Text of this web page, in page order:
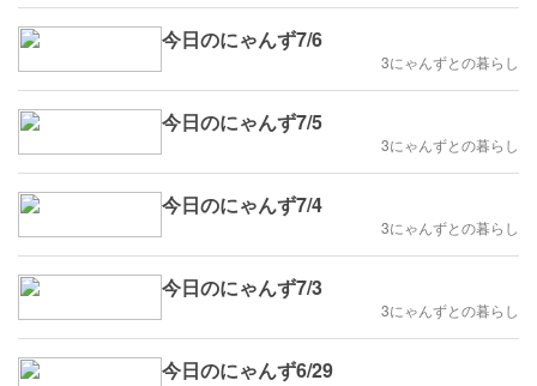
今日のにゃんず7/6
3にゃんずとの暮らし
今日のにゃんず7/5
3にゃんずとの暮らし
今日のにゃんず7/4
3にゃんずとの暮らし
今日のにゃんず7/3
3にゃんずとの暮らし
今日のにゃんず6/29